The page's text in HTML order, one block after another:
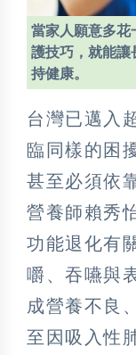
當家人願意多花
護技巧，就能讓
持健康。
台灣已邁入
臨同樣的困
甚至必須依
營養師賴秀
功能退化有
嚼、吞嚥與
成營養不良
至因吸入性